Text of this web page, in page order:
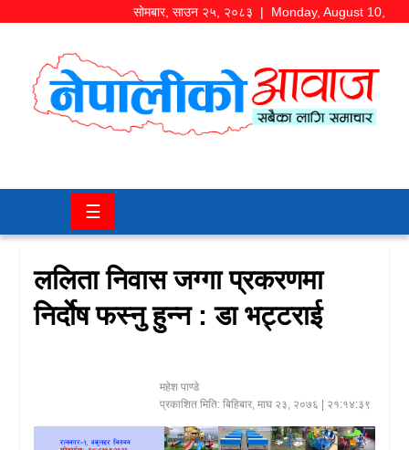
सोमबार,साउन २५, २०८३ | Monday, August 10,
समाज/
चितवन
मनोरञ्जन
खेलकुद
☰
ललिता निवास जग्गा प्रकरणमा
निर्दाेष फस्नु हुन्न : डा भट्टराई
महेश पाण्डे
प्रकाशित मिति: बिहिबार, माघ २३, २०७६ | २१:१४:३९